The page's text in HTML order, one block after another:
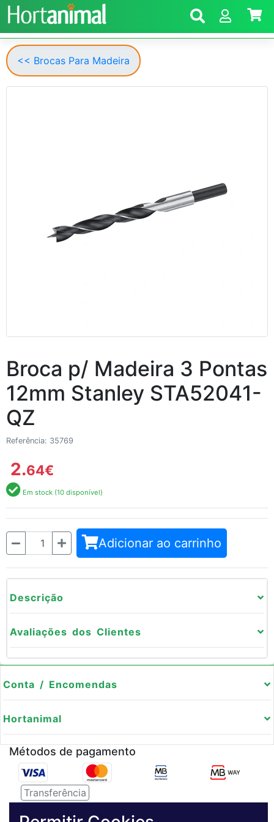
<< Brocas Para Madeira
Broca p/ Madeira 3 Pontas
12mm Stanley STA52041-
QZ
Referência: 35769
2.64€
Em stock (10 disponível)
Quantidade Adicionar ao carrinho
Descrição
Avaliações dos Clientes
Conta / Encomendas
Hortanimal
Métodos de pagamento
Transferência